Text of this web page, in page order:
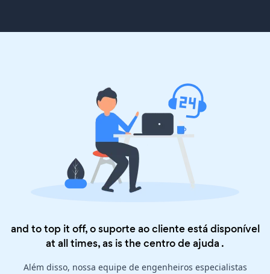
and to top it off, o suporte ao cliente está disponível
at all times, as is thecentro de ajuda .
Além disso, nossa equipe de engenheiros especialistas